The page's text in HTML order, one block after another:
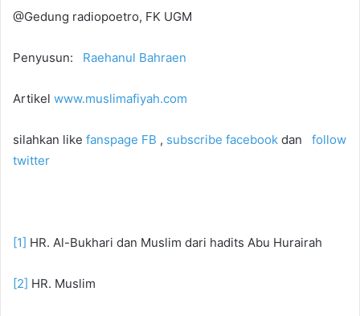
@Gedung radiopoetro, FK UGM
Penyusun: Raehanul Bahraen
Artikel www.muslimafiyah.com
silahkan like fanspage FB , subscribe facebook dan
follow
twitter
[1] HR. Al-Bukhari dan Muslim dari hadits Abu Hurairah
[2] HR. Muslim